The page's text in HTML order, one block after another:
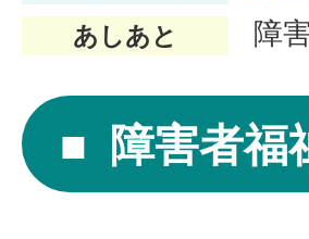
あしあと 障
障害者福